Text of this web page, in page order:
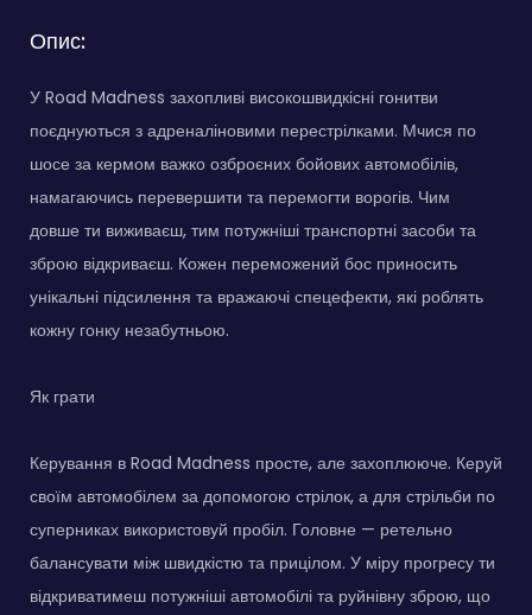
Опис:
У Road Madness захопливі високошвидкісні гонитви
поєднуються з адреналіновими перестрілками. Мчися по
шосе за кермом важко озброєних бойових автомобілів,
намагаючись перевершити та перемогти ворогів. Чим
довше ти виживаєш, тим потужніші транспортні засоби та
зброю відкриваєш. Кожен переможений бос приносить
унікальні підсилення та вражаючі спецефекти, які роблять
кожну гонку незабутньою.
Як грати
Керування в Road Madness просте, але захоплююче. Керуй
своїм автомобілем за допомогою стрілок, а для стрільби по
суперниках використовуй пробіл. Головне — ретельно
балансувати між швидкістю та прицілом. У міру прогресу ти
відкриватимеш потужніші автомобілі та руйнівну зброю, що